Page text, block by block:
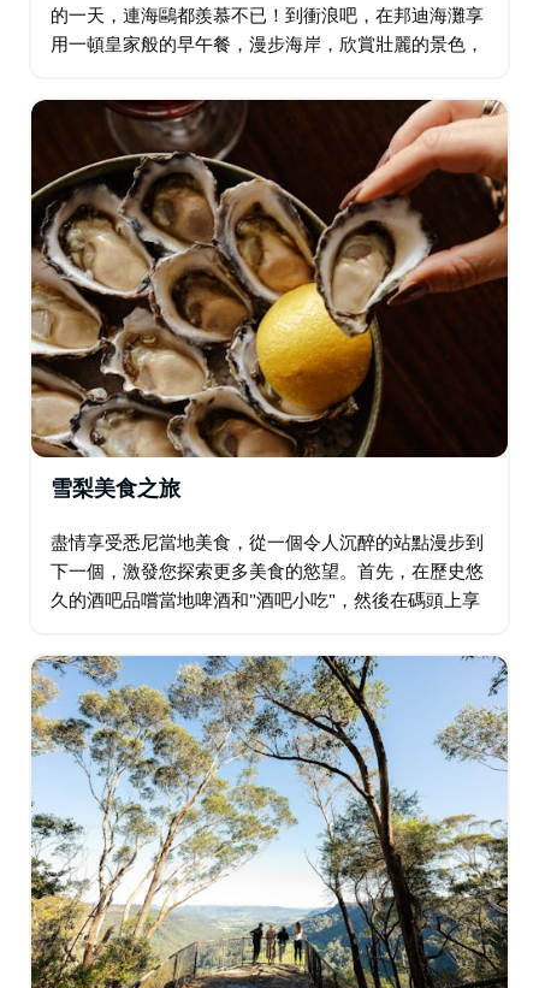
的一天，連海鷗都羨慕不已！到衝浪吧，在邦迪海灘享
用一頓皇家般的早午餐，漫步海岸，欣賞壯麗的景色，
以及Instagram無法展現的美景…
雪梨美食之旅
盡情享受悉尼當地美食，從一個令人沉醉的站點漫步到
下一個，激發您探索更多美食的慾望。首先，在歷史悠
久的酒吧品嚐當地啤酒和"酒吧小吃"，然後在碼頭上享
享用令人垂涎的兩道菜午餐，搭配當地優質啤酒或葡萄
酒…